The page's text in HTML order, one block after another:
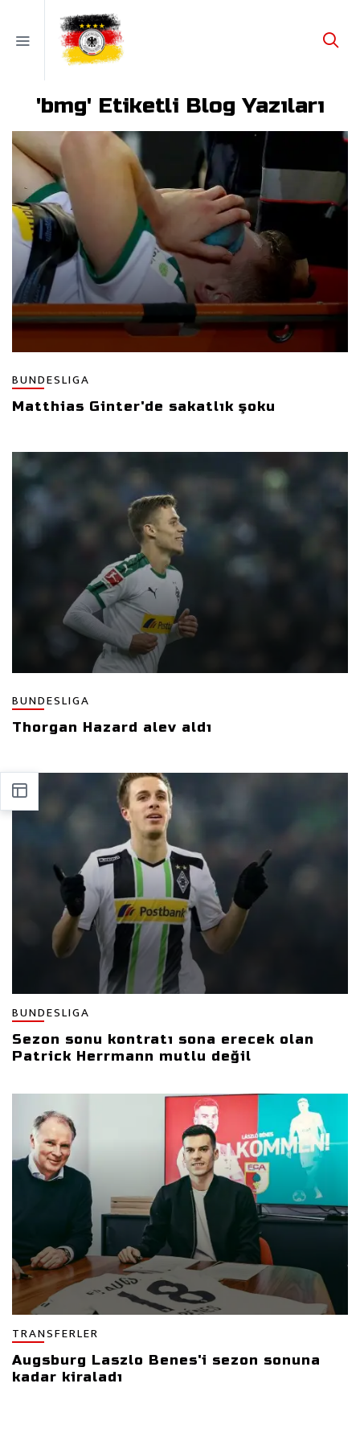
'bmg' Etiketli Blog Yazıları
BUNDESLIGA
Matthias Ginter'de sakatlık şoku
BUNDESLIGA
Thorgan Hazard alev aldı
BUNDESLIGA
Sezon sonu kontratı sona erecek olan
Patrick Herrmann mutlu değil
TRANSFERLER
Augsburg Laszlo Benes'i sezon sonuna
kadar kiraladı